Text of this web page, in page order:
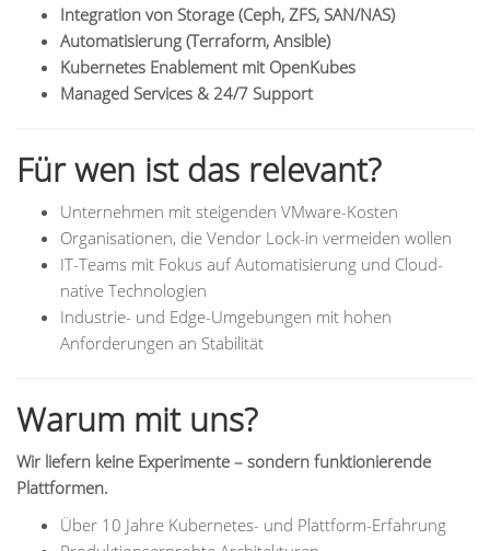
Integration von Storage (Ceph, ZFS, SAN/NAS)
Automatisierung (Terraform, Ansible)
Kubernetes Enablement mit OpenKubes
Managed Services & 24/7 Support
Für wen ist das relevant?
Unternehmen mit steigenden VMware-Kosten
Organisationen, die Vendor Lock-in vermeiden wollen
IT-Teams mit Fokus auf Automatisierung und Cloud-
native Technologien
Industrie- und Edge-Umgebungen mit hohen
Anforderungen an Stabilität
Warum mit uns?
Wir liefern keine Experimente – sondern funktionierende
Plattformen.
Über 10 Jahre Kubernetes- und Plattform-Erfahrung